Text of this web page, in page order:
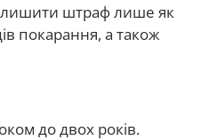
штраф лише як
покарання, а також
до двох років.